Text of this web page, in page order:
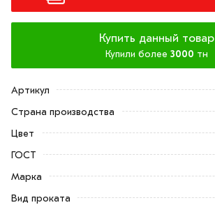
Купить данный товар
Купили более 3000 тн
Артикул
Страна производства
Цвет
ГОСТ
Марка
Вид проката